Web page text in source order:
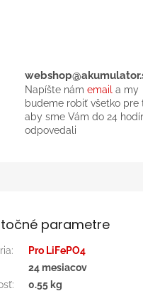
Napíšte nám email a my
budeme robiť všetko pre
aby sme Vám do 24
odpovedali
parametre
:
Pro LiFePO4
24 mesiacov
:
0.55 kg